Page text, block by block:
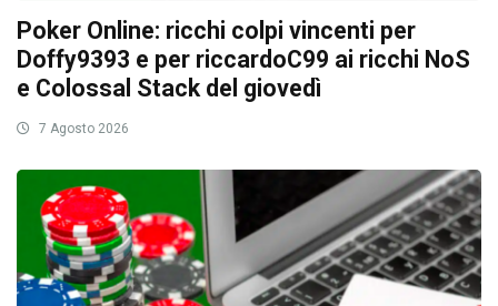
Poker Online: ricchi colpi vincenti per
Doffy9393 e per riccardoC99 ai ricchi NoS
e Colossal Stack del giovedì
7 Agosto 2026